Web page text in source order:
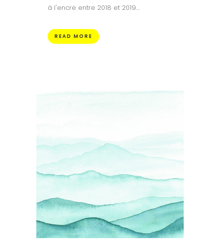
à l'encre entre 2018 et 2019....
READ MORE